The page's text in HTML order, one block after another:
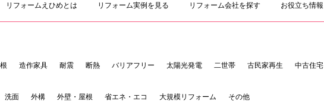
リフォームえひめとは リフォーム実例を見る リフォーム会社を探す お役立ち情報
造作家具 耐震 断熱 バリアフリー 太陽光発電 二世帯 古民家再生 中古住宅
洗面 外構 外壁・屋根 省エネ・エコ 大規模リフォーム その他